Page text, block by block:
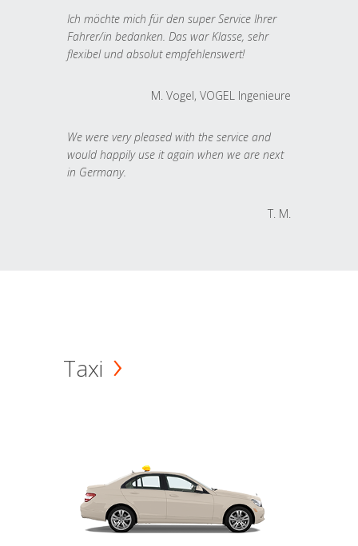
Ich möchte mich für den super Service Ihrer
Fahrer/in bedanken. Das war Klasse, sehr
flexibel und absolut empfehlenswert!
M. Vogel, VOGEL Ingenieure
We were very pleased with the service and
would happily use it again when we are next
in Germany.
T. M.
Taxi